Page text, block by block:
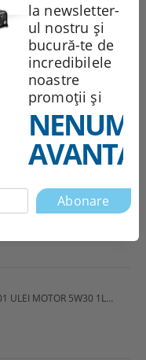
A000989970101 ULEI MOTOR 5W30 1L MERCEDES
la newsletter-
ul nostru și
bucură-te de
incredibilele
noastre
promoții și